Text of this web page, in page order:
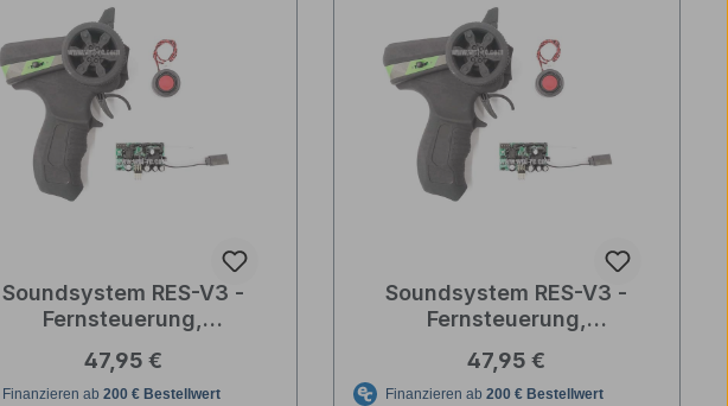
Soundsystem RES-V3 -
Fernsteuerung,
Soundcontroller Diesel
Regulärer Preis:
47,95 €
Soundsystem RES-V3 -
Fernsteuerung,
Soundcontroller Benzin
Regulärer Preis:
47,95 €